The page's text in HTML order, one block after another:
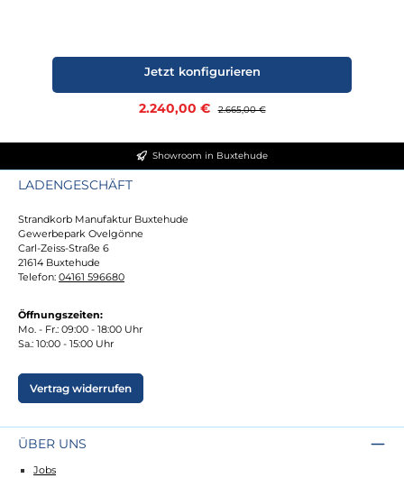
Verkaufspreis:
2.240,00 € Regulärer Preis:
2.665,00 €
Jetzt konfigurieren
Showroom in Buxtehude
LADENGESCHÄFT
Strandkorb Manufaktur Buxtehude
Gewerbepark Ovelgönne
Carl-Zeiss-Straße 6
21614 Buxtehude
Telefon: 04161 596680
Öffnungszeiten:
Mo. - Fr.: 09:00 - 18:00 Uhr
Sa.: 10:00 - 15:00 Uhr
Vertrag widerrufen
ÜBER UNS
Jobs